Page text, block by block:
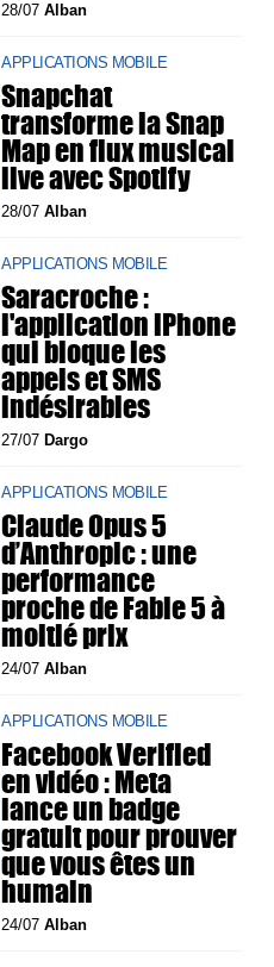
28/07Alban
APPLICATIONS MOBILE
Snapchat
transforme la Snap
Map en flux musical
live avec Spotify
28/07Alban
APPLICATIONS MOBILE
Saracroche :
l'application iPhone
qui bloque les
appels et SMS
indésirables
27/07 Dargo
APPLICATIONS MOBILE
Claude Opus 5
d’Anthropic : une
performance
proche de Fable 5 à
moitié prix
24/07Alban
APPLICATIONS MOBILE
Facebook Verified
en vidéo : Meta
lance un badge
gratuit pour prouver
que vous êtes un
humain
24/07Alban